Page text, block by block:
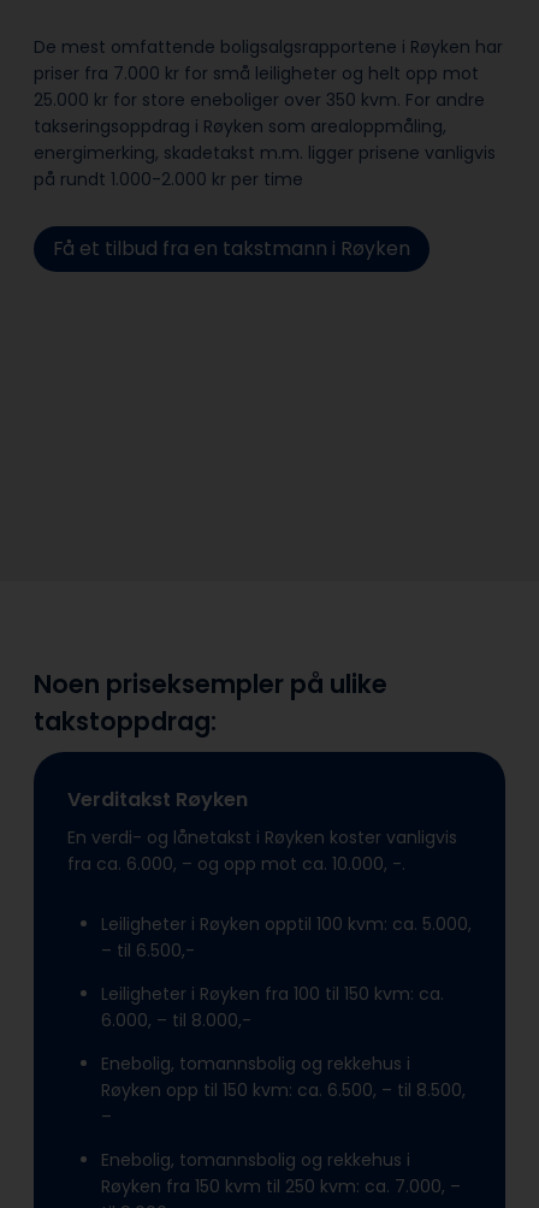
De mest omfattende boligsalgsrapportene i Røyken har
priser fra 7.000 kr for små leiligheter og helt opp mot
25.000 kr for store eneboliger over 350 kvm. For andre
takseringsoppdrag i Røyken som arealoppmåling,
energimerking, skadetakst m.m. ligger prisene vanligvis
på rundt 1.000-2.000 kr per time
Få et tilbud fra en takstmann i Røyken
Noen priseksempler på ulike
takstoppdrag:
Verditakst Røyken
En verdi- og lånetakst i Røyken koster vanligvis
fra ca. 6.000, – og opp mot ca. 10.000, -.
Leiligheter i Røyken opptil 100 kvm: ca. 5.000,
– til 6.500,-
Leiligheter i Røyken fra 100 til 150 kvm: ca.
6.000, – til 8.000,-
Enebolig, tomannsbolig og rekkehus i
Røyken opp til 150 kvm: ca. 6.500, – til 8.500,
–
Enebolig, tomannsbolig og rekkehus i
Røyken fra 150 kvm til 250 kvm: ca. 7.000, –